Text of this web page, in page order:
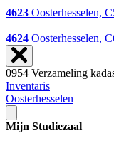
4623 Oosterhesselen,
4624 Oosterhesselen,
0954 Verzameling
Inventaris
Oosterhesselen
Mijn Studiezaal